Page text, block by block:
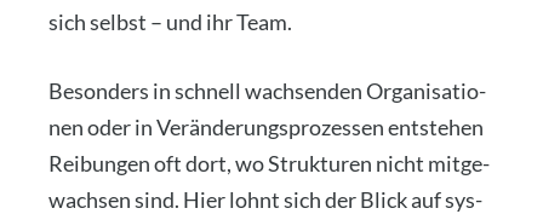
sich selbst – und ihr Team.
Beson­ders in schnell wach­sen­den Orga­ni­sa­tio­
nen oder in Ver­än­de­rungs­pro­zes­sen ent­ste­hen
Rei­bun­gen oft dort, wo Struk­tu­ren nicht mit­ge­
wach­sen sind. Hier lohnt sich der Blick auf sys­